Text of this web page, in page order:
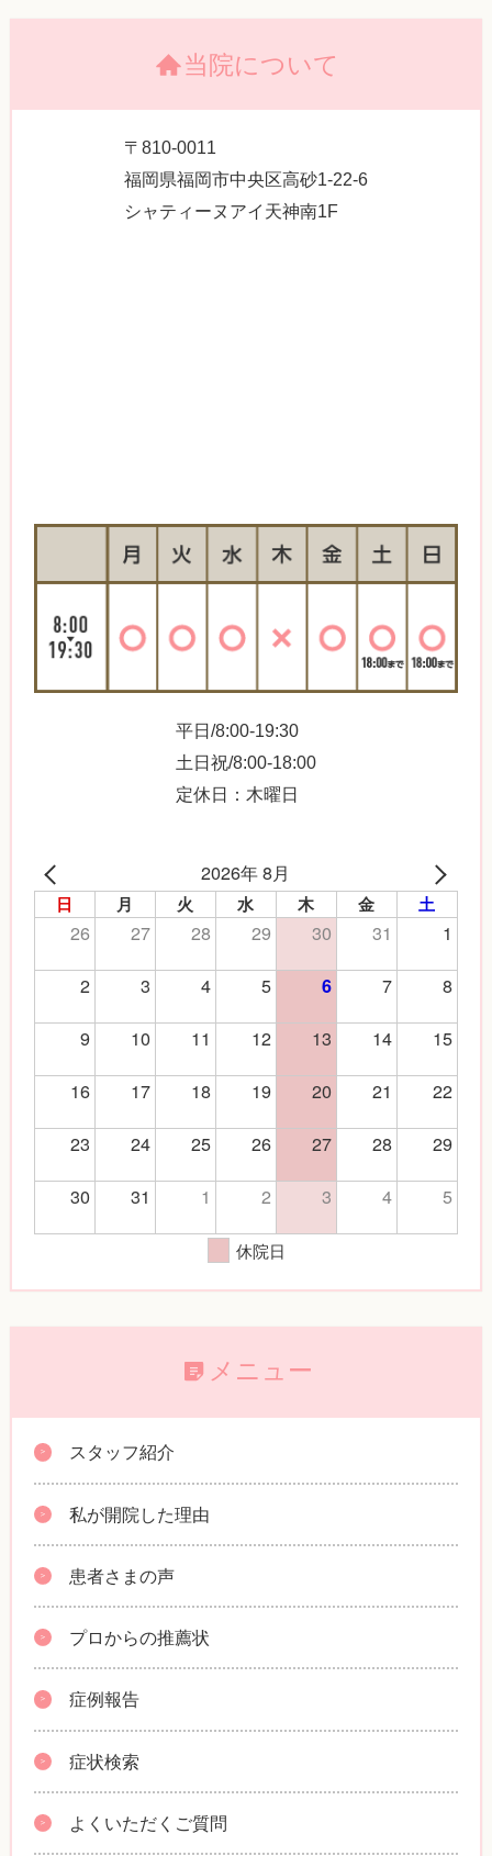
当院について
〒810-0011
福岡県福岡市中央区高砂1-22-6
シャティーヌアイ天神南1F
平日/8:00-19:30
土日祝/8:00-18:00
定休日：木曜日
2026年 8月
日 月 火 水 木 金 土
26 27 28 29 30 31
1
2
3 4 5 6 7
8
9
10 11 12 13 14
15
16
17 18 19 20 21
22
23
24 25 26 27 28
29
30
31 1 2 3 4 5
休院日
メニュー
スタッフ紹介
私が開院した理由
患者さまの声
プロからの推薦状
症例報告
症状検索
よくいただくご質問